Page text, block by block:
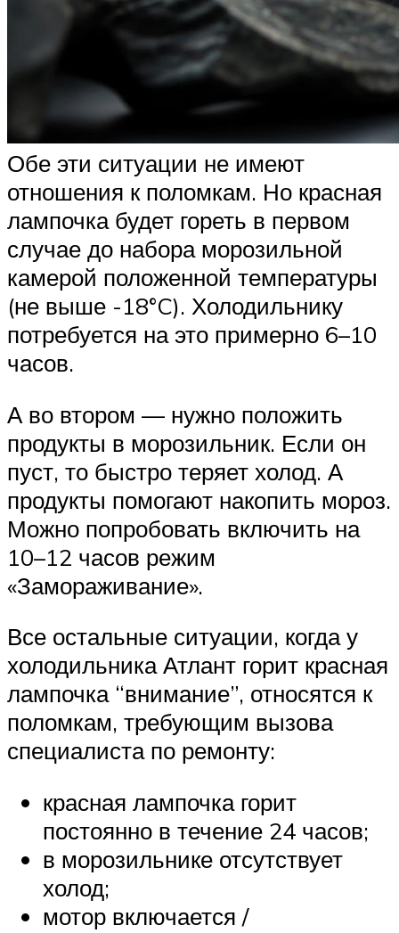
Обе эти ситуации не имеют
отношения к поломкам. Но красная
лампочка будет гореть в первом
случае до набора морозильной
камерой положенной температуры
(не выше -18°C). Холодильнику
потребуется на это примерно 6–10
часов.
А во втором — нужно положить
продукты в морозильник. Если он
пуст, то быстро теряет холод. А
продукты помогают накопить мороз.
Можно попробовать включить на
10–12 часов режим
«Замораживание».
Все остальные ситуации, когда у
холодильника Атлант горит красная
лампочка “внимание”, относятся к
поломкам, требующим вызова
специалиста по ремонту:
красная лампочка горит
постоянно в течение 24 часов;
в морозильнике отсутствует
холод;
мотор включается /